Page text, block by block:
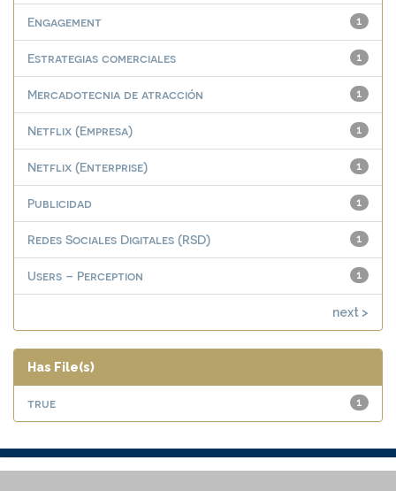
1
Engagement
1
Estrategias comerciales
1
Mercadotecnia de atracción
1
Netflix (Empresa)
1
Netflix (Enterprise)
1
Publicidad
1
Redes Sociales Digitales (RSD)
1
Users – Perception
next >
Has File(s)
1
true